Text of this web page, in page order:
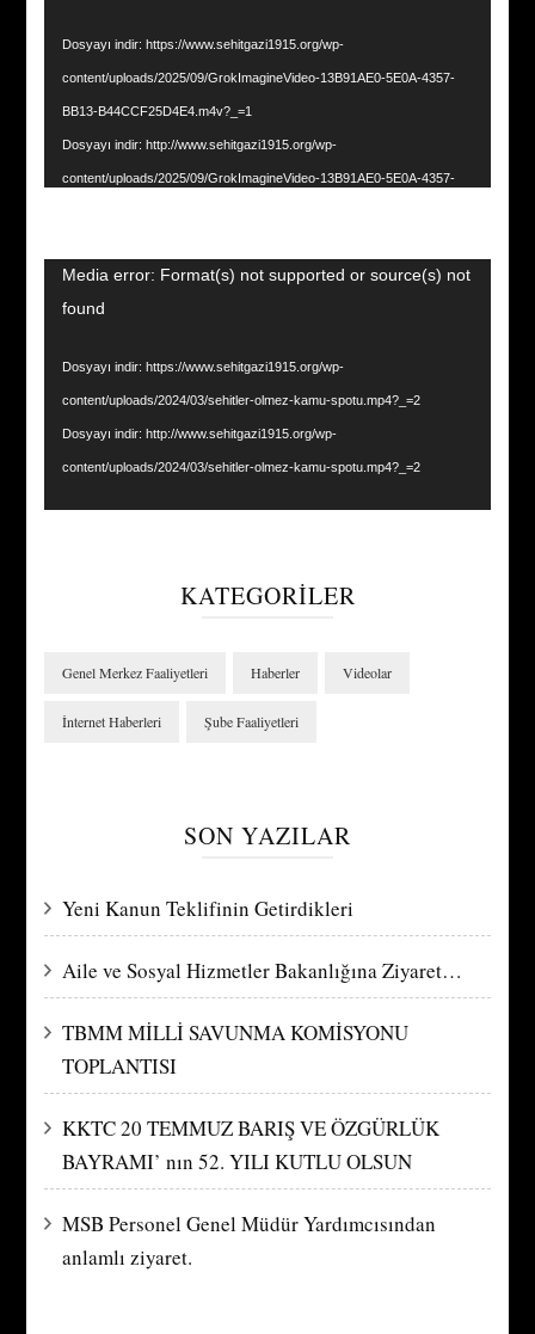
Dosyayı indir: https://www.sehitgazi1915.org/wp-
content/uploads/2025/09/GrokImagineVideo-13B91AE0-5E0A-4357-
BB13-B44CCF25D4E4.m4v?_=1
Dosyayı indir: http://www.sehitgazi1915.org/wp-
content/uploads/2025/09/GrokImagineVideo-13B91AE0-5E0A-4357-
Video
oynatıcı
Media error: Format(s) not supported or source(s) not
found
Dosyayı indir: https://www.sehitgazi1915.org/wp-
content/uploads/2024/03/sehitler-olmez-kamu-spotu.mp4?_=2
Dosyayı indir: http://www.sehitgazi1915.org/wp-
content/uploads/2024/03/sehitler-olmez-kamu-spotu.mp4?_=2
KATEGORILER
Genel Merkez Faaliyetleri Haberler Videolar
İnternet Haberleri Şube Faaliyetleri
SON YAZILAR
Yeni Kanun Teklifinin Getirdikleri
Aile ve Sosyal Hizmetler Bakanlığına Ziyaret…
TBMM MİLLİ SAVUNMA KOMİSYONU
TOPLANTISI
KKTC 20 TEMMUZ BARIŞ VE ÖZGÜRLÜK
BAYRAMI’ nın 52. YILI KUTLU OLSUN
MSB Personel Genel Müdür Yardımcısından
anlamlı ziyaret.